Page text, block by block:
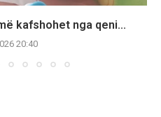
kafshohet nga qeni...
20:40